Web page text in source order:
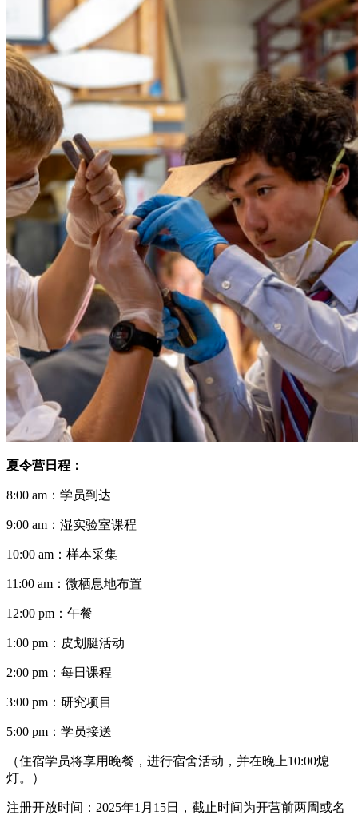
夏令营日程：
8:00 am：学员到达
9:00 am：湿实验室课程
10:00 am：样本采集
11:00 am：微栖息地布置
12:00 pm：午餐
1:00 pm：皮划艇活动
2:00 pm：每日课程
3:00 pm：研究项目
5:00 pm：学员接送
（住宿学员将享用晚餐，进行宿舍活动，并在晚上10:00熄
灯。）
注册开放时间：2025年1月15日，截止时间为开营前两周或名